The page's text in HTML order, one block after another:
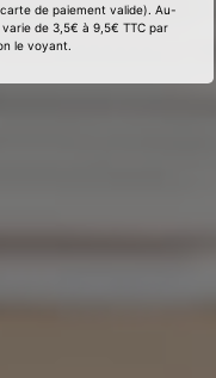
de paiement valide). Au-
de 3,5€ à 9,5€ TTC par
le voyant.